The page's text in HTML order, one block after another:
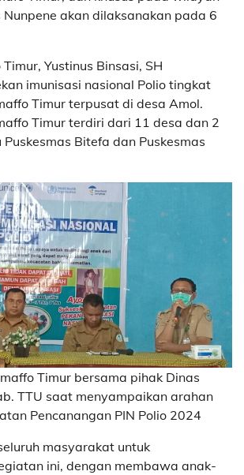
Nunpene akan dilaksanakan pada 6
Yustinus Binsasi, SH
imunisasi nasional Polio tingkat
Timur terpusat di desa Amol.
Timur terdiri dari 11 desa dan 2
Bitefa dan Puskesmas
Timur bersama pihak Dinas
TTU saat menyampaikan arahan
Pencanangan PIN Polio 2024
masyarakat untuk
ini, dengan membawa anak-